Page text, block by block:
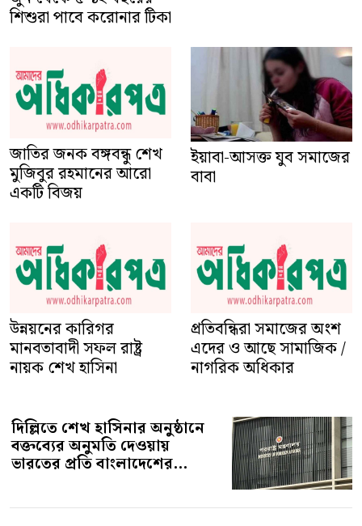
শিশুরা পাবে করোনার টিকা
জাতির জনক বঙ্গবন্ধু শেখ
মুজিবুর রহমানের আরো
একটি বিজয়
ইয়াবা-আসক্ত যুব সমাজের
বাবা
উন্নয়নের কারিগর
মানবতাবাদী সফল রাষ্ট্র
নায়ক শেখ হাসিনা
প্রতিবন্ধিরা সমাজের অংশ
এদের ও আছে সামাজিক /
নাগরিক অধিকার
দিল্লিতে শেখ হাসিনার অনুষ্ঠানে
বক্তব্যের অনুমতি দেওয়ায়
ভারতের প্রতি বাংলাদেশের...